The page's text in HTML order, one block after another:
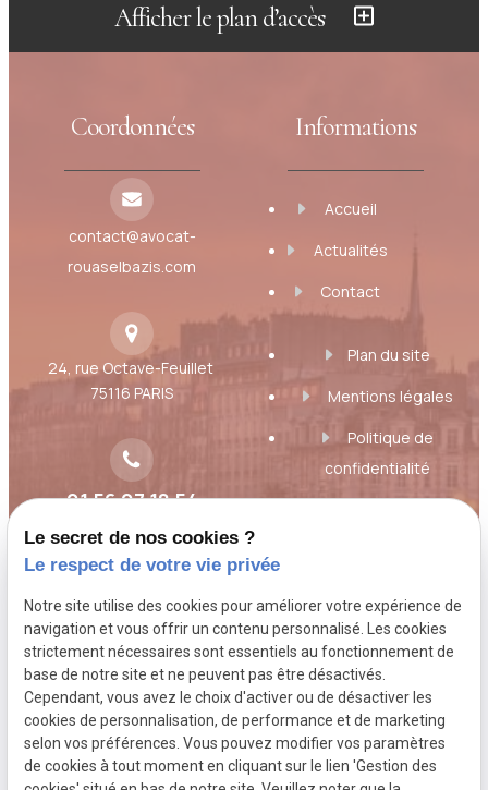
Afficher le plan d’accès
Coordonnées
contact@avocat-
rouaselbazis.com
24, rue Octave-Feuillet
75116 PARIS
01 56 07 18 54
Informations
Accueil
Actualités
Contact
Plan du site
Mentions légales
Politique de
confidentialité
Gestion des cookies
A propos
Toujours à l'écoute des besoins et des
inquiétudes du client, Maître Florence Rouas,
avocat au Barreau de Paris, étudie votre
dossier, vous donne son point de vue de
praticien du droit et vous conseille.
Le secret de nos cookies ?
Le respect de votre vie privée
Notre site utilise des cookies pour améliorer votre expérience de
navigation et vous offrir un contenu personnalisé. Les cookies
strictement nécessaires sont essentiels au fonctionnement de
base de notre site et ne peuvent pas être désactivés.
Cependant, vous avez le choix d'activer ou de désactiver les
cookies de personnalisation, de performance et de marketing
selon vos préférences. Vous pouvez modifier vos paramètres
de cookies à tout moment en cliquant sur le lien 'Gestion des